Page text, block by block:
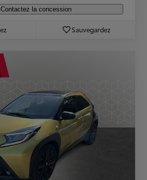
Contactez la concession
Sauvegardez